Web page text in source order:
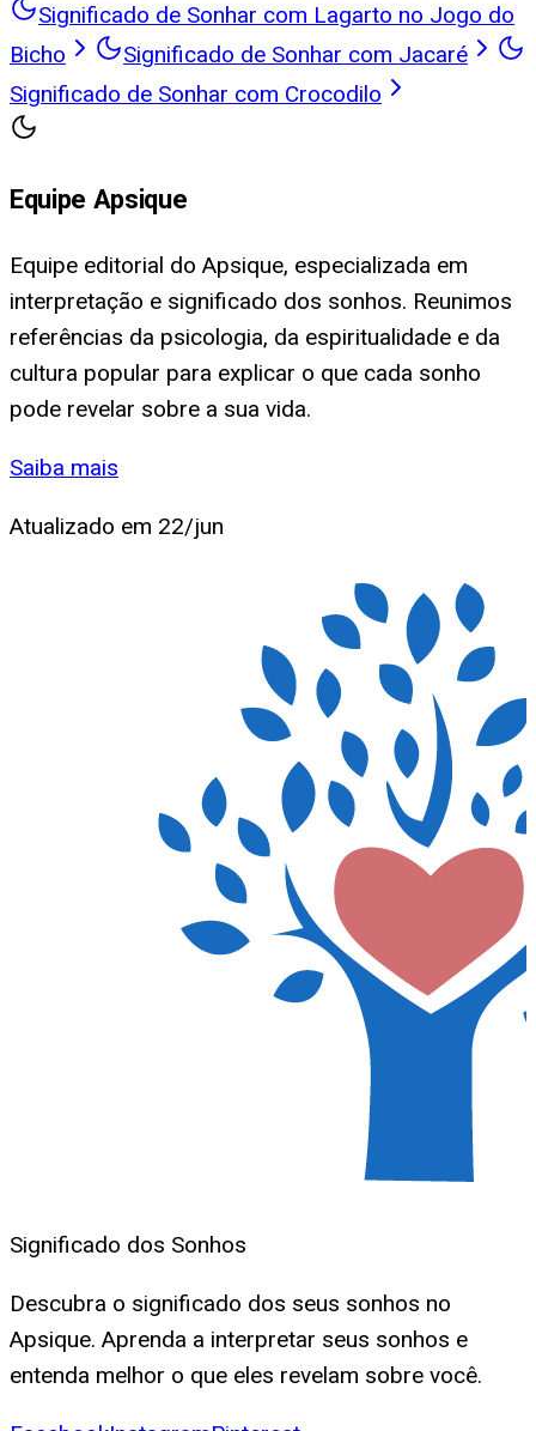
Significado de Sonhar com Lagarto no Jogo do
Bicho
Significado de Sonhar com Jacaré
Significado de Sonhar com Crocodilo
Equipe Apsique
Equipe editorial do Apsique, especializada em
interpretação e significado dos sonhos. Reunimos
referências da psicologia, da espiritualidade e da
cultura popular para explicar o que cada sonho
pode revelar sobre a sua vida.
Saiba mais
Atualizado em 22/jun
Significado dos Sonhos
Descubra o significado dos seus sonhos no
Apsique. Aprenda a interpretar seus sonhos e
entenda melhor o que eles revelam sobre você.